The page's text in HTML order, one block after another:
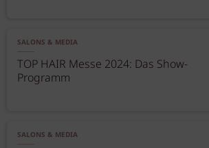
SALONS & MEDIA
TOP HAIR Messe 2024: Das Show-
Programm
SALONS & MEDIA